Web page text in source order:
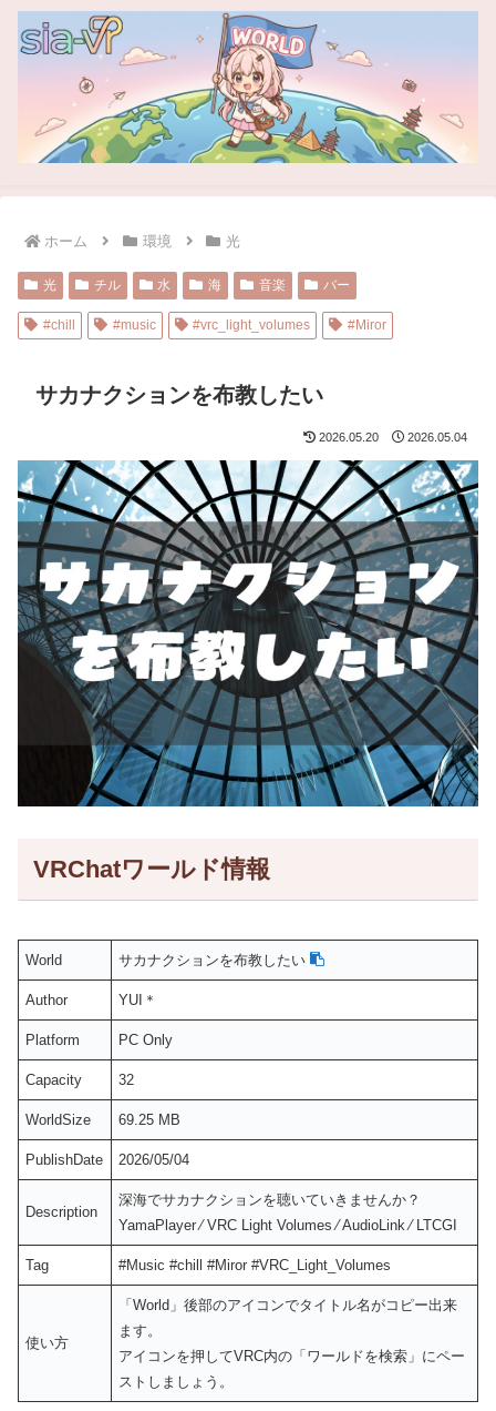
ホーム 環境 光
光 チル 水 海 音楽 バー
#chill #music #vrc_light_volumes #Miror
サカナクションを布教したい
2026.05.20 2026.05.04
VRChatワールド情報
World サカナクションを布教したい
Author YUI＊
Platform PC Only
Capacity 32
WorldSize 69.25 MB
PublishDate 2026/05/04
Description
深海でサカナクションを聴いていきませんか？
YamaPlayer ⁄ VRC Light Volumes ⁄ AudioLink ⁄ LTCGI
Tag #Music #chill #Miror #VRC_Light_Volumes
使い方
「World」後部のアイコンでタイトル名がコピー出来
ます。
アイコンを押してVRC内の「ワールドを検索」にペー
ストしましょう。